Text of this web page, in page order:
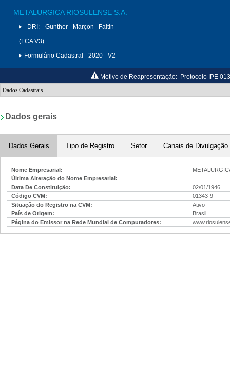
METALURGICA RIOSULENSE S.A.
DRI:
Gunther Marçon Faltin -
(FCA V3)
Formulário Cadastral - 2020 - V2
Motivo de Reapresentação: Protocolo IPE